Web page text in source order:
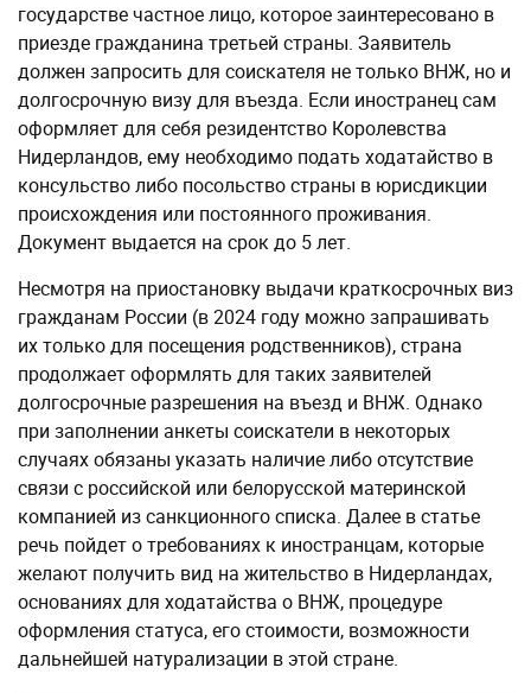
государстве частное лицо, которое заинтересовано в
приезде гражданина третьей страны. Заявитель
должен запросить для соискателя не только ВНЖ, но и
долгосрочную визу для въезда. Если иностранец сам
оформляет для себя резидентство Королевства
Нидерландов, ему необходимо подать ходатайство в
консульство либо посольство страны в юрисдикции
происхождения или постоянного проживания.
Документ выдается на срок до 5 лет.
Несмотря на приостановку выдачи краткосрочных виз
гражданам России (в 2024 году можно запрашивать
их только для посещения родственников), страна
продолжает оформлять для таких заявителей
долгосрочные разрешения на въезд и ВНЖ. Однако
при заполнении анкеты соискатели в некоторых
случаях обязаны указать наличие либо отсутствие
связи с российской или белорусской материнской
компанией из санкционного списка. Далее в статье
речь пойдет о требованиях к иностранцам, которые
желают получить вид на жительство в Нидерландах,
основаниях для ходатайства о ВНЖ, процедуре
оформления статуса, его стоимости, возможности
дальнейшей натурализации в этой стране.